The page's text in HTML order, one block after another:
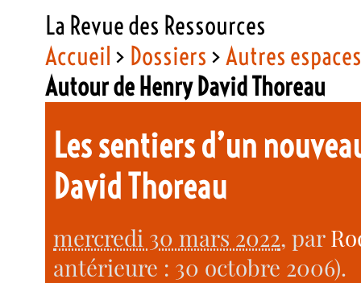
La Revue des Ressources
Accueil > Dossiers >Autres
Autour de Henry David Thoreau
Les sentiers d’un
David Thoreau
mercredi 30 mars 2022, par
antérieure : 30 octobre 2006).